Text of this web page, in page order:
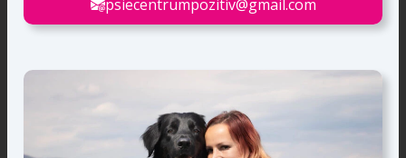
psiecentrumpozitiv@gmail.com